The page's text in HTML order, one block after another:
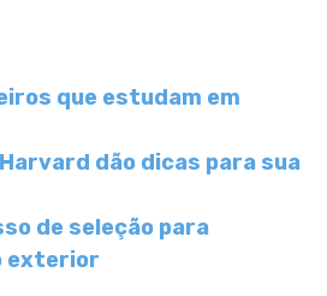
que estudam em
dão dicas para sua
de seleção para
exterior